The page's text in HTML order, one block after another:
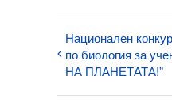
Национален
по биология за
НА ПЛАНЕТАТА!”